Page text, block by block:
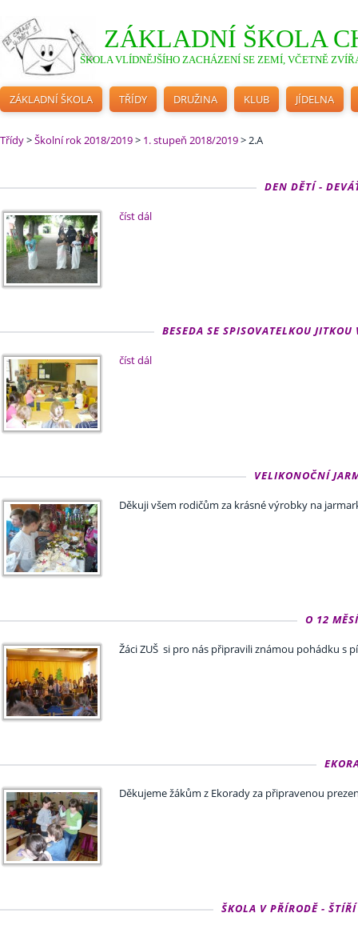
ZÁKLADNÍ ŠKOLA
ŠKOLA VLÍDNĚJŠÍHO ZACHÁZENÍ SE ZEMÍ, VČETNĚ
ZÁKLADNÍ ŠKOLA TŘÍDY DRUŽINA KLUB JÍDELNA
Třídy>Školní rok 2018/2019> 1. stupeň 2018/2019>2.A
DEN DĚTÍ -
číst dál
BESEDA SE SPISOVATELKOU
číst dál
VELIKONOČNÍ
Děkuji všem rodičům za krásné výrobky na
O 12
Žáci ZUŠ si pro nás připravili známou pohádku s
Děkujeme žákům z Ekorady za připravenou
ŠKOLA V PŘÍRODĚ -